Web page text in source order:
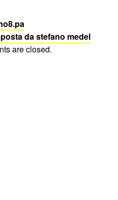
da stefano medel
are closed.